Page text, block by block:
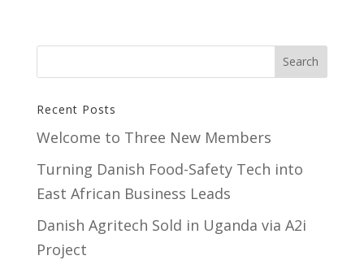
Recent Posts
Welcome to Three New Members
Turning Danish Food-Safety Tech into
East African Business Leads
Danish Agritech Sold in Uganda via A2i
Project